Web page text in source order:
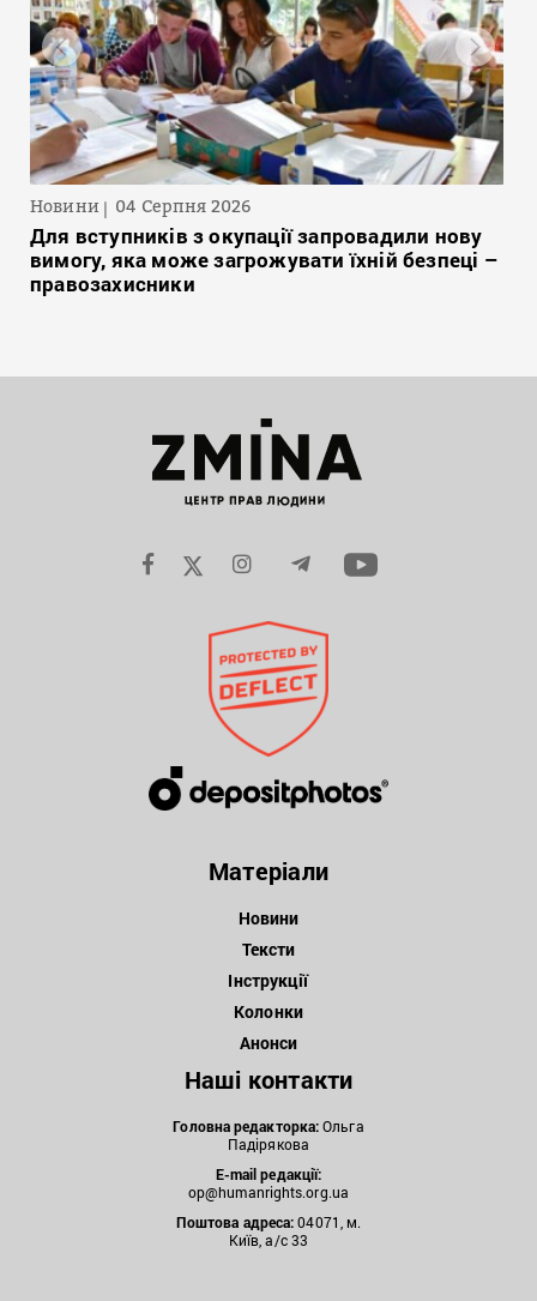
Новини 04 Серпня 2026
Для вступників з окупації запровадили нову
вимогу, яка може загрожувати їхній безпеці –
правозахисники
Матеріали
Новини
Тексти
Інструкції
Колонки
Анонси
Наші контакти
Головна редакторка:Ольга
Падірякова
E-mail редакції:
op@humanrights.org.ua
Поштова адреса:04071, м.
Київ, а/с 33